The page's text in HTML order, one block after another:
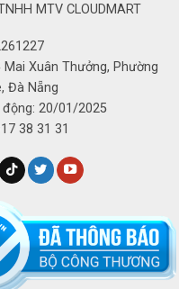
MTV CLOUDMART
Xuân Thưởng, Phường
Đà Nẵng
20/01/2025
38 31 31